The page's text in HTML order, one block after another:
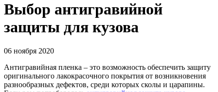
Выбор антигравийной
защиты для кузова
06 ноября 2020
Антигравийная пленка – это возможность обеспечить защиту
оригинального лакокрасочного покрытия от возникновения
разнообразных дефектов, среди которых сколы и царапины.